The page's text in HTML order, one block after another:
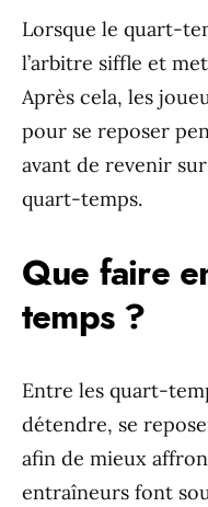
Lorsque le quart-
l’arbitre siffle et
Après cela, les
pour se reposer
avant de revenir
quart-temps.
Que faire
temps ?
Entre les quart-
détendre, se
afin de mieux
entraîneurs font